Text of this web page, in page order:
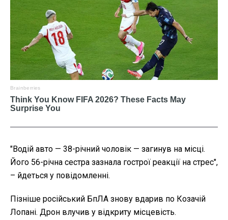
"Водій авто — 38-річний чоловік — загинув на місці.
Його 56-річна сестра зазнала гострої реакції на стрес",
– йдеться у повідомленні.
Пізніше російський БпЛА знову вдарив по Козачій
Лопані. Дрон влучив у відкриту місцевість.